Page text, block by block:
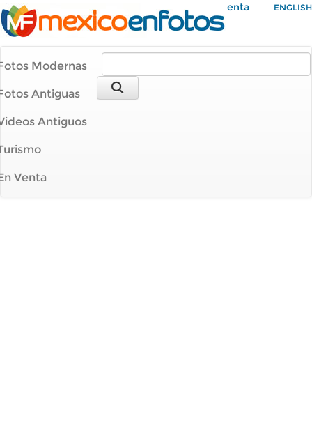
Mi Cuenta ENGLISH
Modernas
Antiguas
Antiguos
Venta